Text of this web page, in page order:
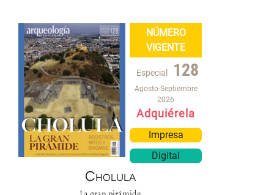
NÚMERO
VIGENTE
Especial 128
Agosto-Septiembre
2026
Adquiérela
Impresa
Digital
Cholula